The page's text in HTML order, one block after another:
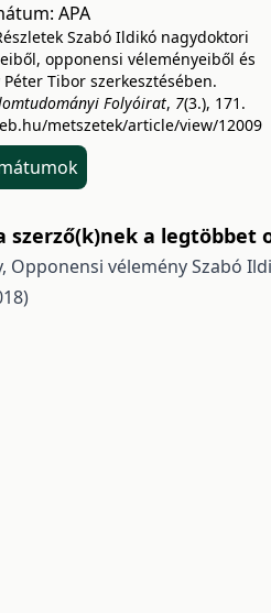
APA
Szabó Ildikó nagydoktori
opponensi véleményeiből és
Tibor szerkesztésében.
Folyóirat, 7(3.), 171.
metszetek/article/view/12009
szerző(k)nek a legtöbbet
Opponensi vélemény Szabó